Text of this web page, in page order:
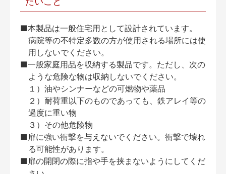
■本製品は一般住宅用として設計されています。
病院等の不特定多数の方が使用される場所には使
用しないでください。
■一般家庭用品を収納する製品です。ただし、次の
ような危険な物は収納しないでください。
１）油やシンナーなどの可燃物や薬品
２）耐荷重以下のものであっても、鉄アレイ等の
過度に重い物
３）その他危険物
■扉に強い衝撃を与えないでください。衝撃で壊れ
る可能性があります。
■扉の開閉の際に指や手を挟まないようにしてくだ